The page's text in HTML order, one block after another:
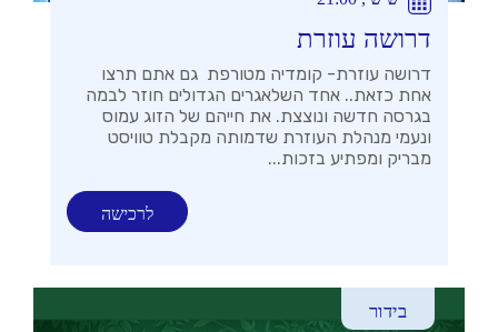
דרושה עוזרת
דרושה עוזרת- קומדיה מטורפת גם אתם תרצו
אחת כזאת.. אחד השלאגרים הגדולים חוזר לבמה
בגרסה חדשה ונוצצת. את חייהם של הזוג עמוס
ונעמי מנהלת העוזרת שדמותה מקבלת טוויסט
מבריק ומפתיע בזכות...
לרכישה
בידור